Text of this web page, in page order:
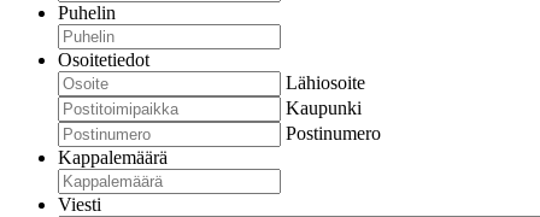
Puhelin
Osoitetiedot
Lähiosoite
Kaupunki
Postinumero
Kappalemäärä
Viesti